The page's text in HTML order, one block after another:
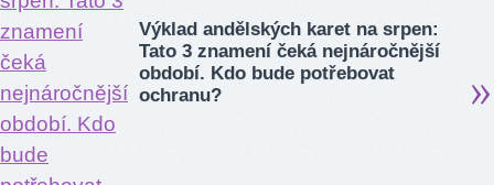
Výklad andělských karet na srpen:
Tato 3 znamení čeká nejnáročnější
období. Kdo bude potřebovat
ochranu?